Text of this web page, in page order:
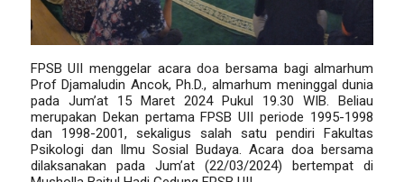
FPSB UII menggelar acaradoa bersama bagi almarhum
Prof Djamaludin Ancok, Ph.D., almarhum meninggal dunia
pada Jum’at 15 Maret 2024 Pukul 19.30 WIB. Beliau
merupakan Dekan pertama FPSB UII periode 1995-1998
dan 1998-2001, sekaligus salah satu pendiri Fakultas
Psikologi dan Ilmu Sosial Budaya. Acara doa bersama
dilaksanakan pada Jum’at (22/03/2024) bertempat di